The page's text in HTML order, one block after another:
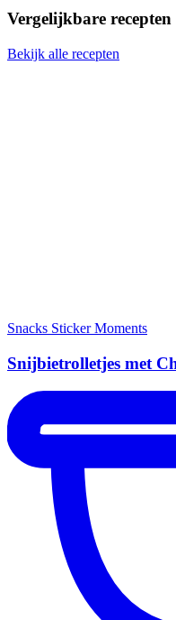
Vergelijkbare recepten
Bekijk alle recepten
Snacks Sticker Moments
Snijbietrolletjes met